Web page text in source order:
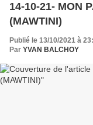
14-10-21- MON
(MAWTINI)
Publié le 13/10/2021 à
Par YVAN BALCHOY